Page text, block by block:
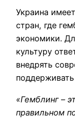
Украина
стран, где
экономики.
культуру
внедрять
«Гемблинг –
правильном